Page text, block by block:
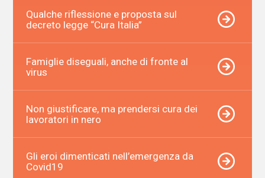
Qualche riflessione e proposta sul
decreto legge “Cura Italia”
Famiglie diseguali, anche di fronte al
virus
Non giustificare, ma prendersi cura dei
lavoratori in nero
Gli eroi dimenticati nell’emergenza da
Covid19